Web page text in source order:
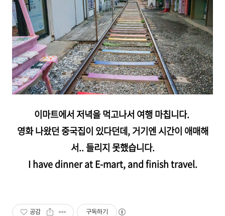
이마트에서 저녁을 먹고나서 여행 마칩니다.
영화 나왔던 중국집이 있다던데, 거기엔 시간이 애매해
서.. 들리지 못했습니다.
I have dinner at E-mart, and finish travel.
공감 구독하기